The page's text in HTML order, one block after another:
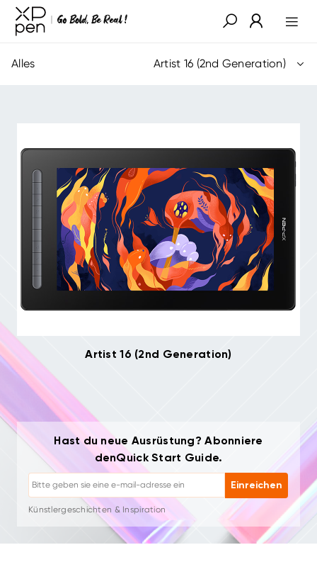
Alles Artist 16 (2nd Generation)
Artist 16 (2nd Generation)
Hast du neue Ausrüstung? Abonniere
denQuick Start Guide.
Einreichen
Abmelden: Jederzeit mit einem Klick
Zeichen-Tutorials
Tipps & Fehlerbehebung
Neue Produkte & Angebote
Künstlergeschichten & Inspiration
1–2 E-Mails/Monat, niemals Spam
Deine E-Mail wird nur für angeforderte Inhalte verwendet